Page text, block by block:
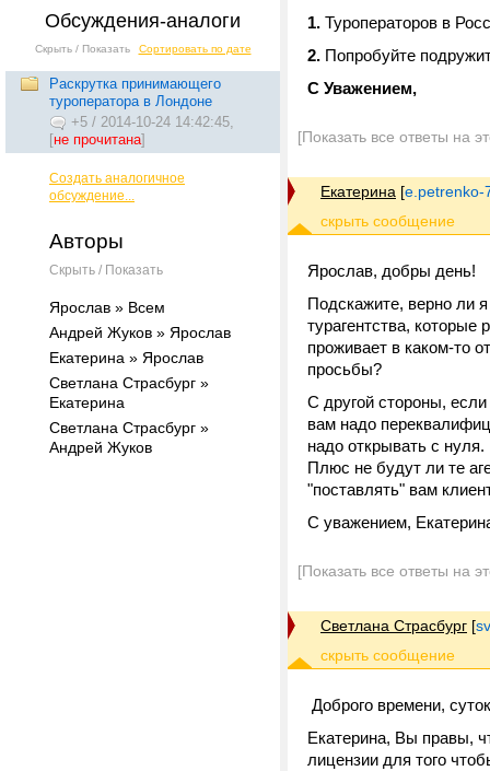
Обсуждения-аналоги
Скрыть / Показать Сортировать по дате
Раскрутка принимающего
туроператора в Лондоне
+5 / 2014-10-24 14:42:45,
[не прочитана]
Создать аналогичное
обсуждение...
Авторы
Скрыть / Показать
Ярослав » Всем
Андрей Жуков » Ярослав
Екатерина » Ярослав
Светлана Страсбург »
Екатерина
Светлана Страсбург »
Андрей Жуков
1. Туроператоров в
2. Попробуйте
С Уважением,
[Показать все ответы на
Екатерина [e.petrenko-
Ярослав, добры день!
Подскажите, верно ли
турагентства,
проживает в каком-то
просьбы?
С другой стороны,
вам надо
надо открывать с
Плюс не будут ли те
"поставлять" вам
С уважением,
[Показать все ответы на
Светлана Страсбург [
Доброго времени,
Екатерина, Вы правы,
лицензии для того